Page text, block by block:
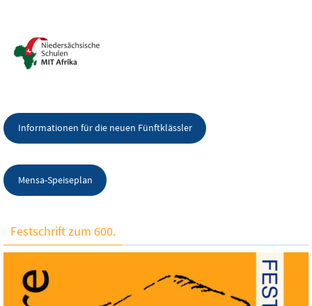
Informationen für die neuen Fünftklässler
Mensa-Speiseplan
Festschrift zum 600.